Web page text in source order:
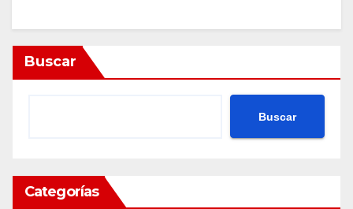
Buscar
Buscar
Categorías